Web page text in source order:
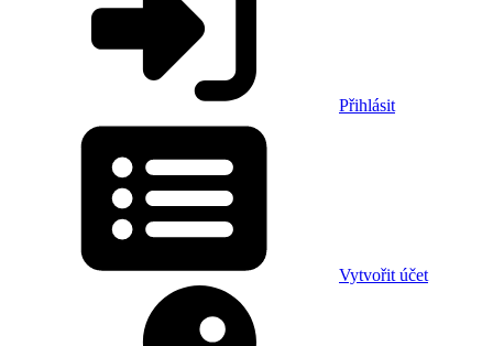
Přihlásit
Vytvořit účet